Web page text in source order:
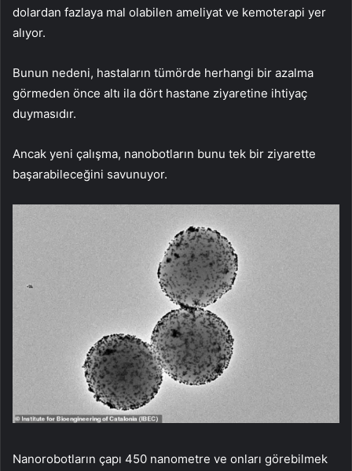
dolardan fazlaya mal olabilen ameliyat ve kemoterapi yer
alıyor.
Bunun nedeni, hastaların tümörde herhangi bir azalma
görmeden önce altı ila dört hastane ziyaretine ihtiyaç
duymasıdır.
Ancak yeni çalışma, nanobotların bunu tek bir ziyarette
başarabileceğini savunuyor.
Nanorobotların çapı 450 nanometre ve onları görebilmek